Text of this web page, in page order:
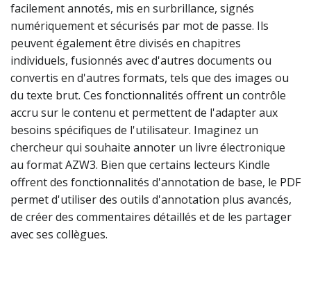
facilement annotés, mis en surbrillance, signés
numériquement et sécurisés par mot de passe. Ils
peuvent également être divisés en chapitres
individuels, fusionnés avec d'autres documents ou
convertis en d'autres formats, tels que des images ou
du texte brut. Ces fonctionnalités offrent un contrôle
accru sur le contenu et permettent de l'adapter aux
besoins spécifiques de l'utilisateur. Imaginez un
chercheur qui souhaite annoter un livre électronique
au format AZW3. Bien que certains lecteurs Kindle
offrent des fonctionnalités d'annotation de base, le PDF
permet d'utiliser des outils d'annotation plus avancés,
de créer des commentaires détaillés et de les partager
avec ses collègues.